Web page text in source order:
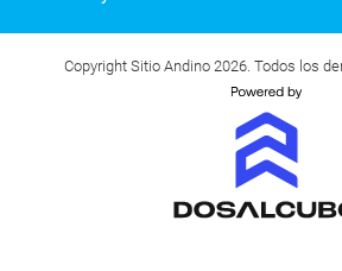
Copyright Sitio Andino 2026. Todos los